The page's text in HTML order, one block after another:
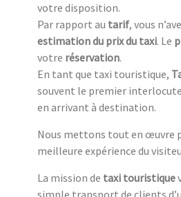
votre disposition.
Par rapport au tarif, vous
estimation du prix du taxi. Le
votre réservation.
En tant que taxi touristique,
souvent le premier
en arrivant à destination.
Nous mettons tout en œuvre
meilleure expérience du
La mission de taxi touristique